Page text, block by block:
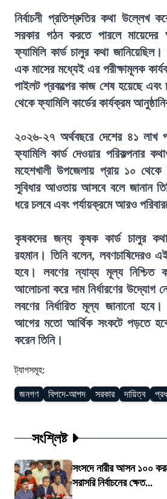
নির্বাচনী প্রতিশ্রুতির কথা উল্লেখ
সরকার গঠন করতে পারলে মায়েদের
ফ্যামিলি কার্ড চালুর কথা
এক মাসের মধ্যেই এর পরীক্ষামূলক
পাইলট প্রকল্পের কাজ শেষ হয়েছে
থেকে ফ্যামিলি কার্ডের কার্যক্রম
২০২৬-২৭ অর্থবছরে দেশের ৪১ লাখ
ফ্যামিলি কার্ড দেওয়ার পরিকল্পনার
মহেশখালী উপজেলায় প্রায় ১০ থেকে
সুবিধার আওতায় আসবে বলে জানান
ধরে চলবে এবং পর্যায়ক্রমে আরও
কৃষকদের জন্য কৃষক কার্ড চালুর
রহমান। তিনি বলেন, লবণচাষিদেরও
হবে। লবণের ন্যায্য মূল্য নিশ্চিত
আলোচনা করে দাম নির্ধারণের উদ্যোগ
লবণের নির্ধারিত মূল্য জানানো
আগের মতো আর্থিক সংকটে পড়তে
করেন তিনি।
ট্যাগসমূহ:
জনগণ বিপদে-আপদ সরকার দায়িত্ব
সংশ্লিষ্ট
সংসদে নারীর আসন ১০০
সরাসরি নির্বাচনের ক্ষেত...